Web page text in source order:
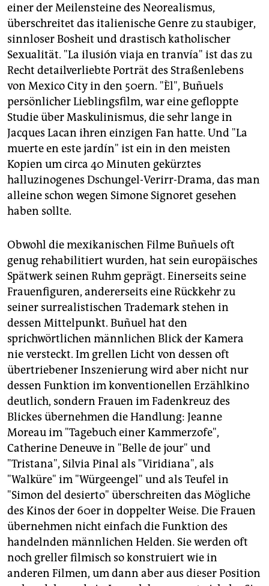
einer der Meilensteine des Neorealismus,
überschreitet das italienische Genre zu staubiger,
sinnloser Bosheit und drastisch katholischer
Sexualität. "La ilusión viaja en tranvía" ist das zu
Recht detailverliebte Porträt des Straßenlebens
von Mexico City in den 50ern. "Èl", Buñuels
persönlicher Lieblingsfilm, war eine gefloppte
Studie über Maskulinismus, die sehr lange in
Jacques Lacan ihren einzigen Fan hatte. Und "La
muerte en este jardín" ist ein in den meisten
Kopien um circa 40 Minuten gekürztes
halluzinogenes Dschungel-Verirr-Drama, das man
alleine schon wegen Simone Signoret gesehen
haben sollte.
Obwohl die mexikanischen Filme Buñuels oft
genug rehabilitiert wurden, hat sein europäisches
Spätwerk seinen Ruhm geprägt. Einerseits seine
Frauenfiguren, andererseits eine Rückkehr zu
seiner surrealistischen Trademark stehen in
dessen Mittelpunkt. Buñuel hat den
sprichwörtlichen männlichen Blick der Kamera
nie versteckt. Im grellen Licht von dessen oft
übertriebener Inszenierung wird aber nicht nur
dessen Funktion im konventionellen Erzählkino
deutlich, sondern Frauen im Fadenkreuz des
Blickes übernehmen die Handlung: Jeanne
Moreau im "Tagebuch einer Kammerzofe",
Catherine Deneuve in "Belle de jour" und
"Tristana", Silvia Pinal als "Viridiana", als
"Walküre" im "Würgeengel" und als Teufel in
"Simon del desierto" überschreiten das Mögliche
des Kinos der 60er in doppelter Weise. Die Frauen
übernehmen nicht einfach die Funktion des
handelnden männlichen Helden. Sie werden oft
noch greller filmisch so konstruiert wie in
anderen Filmen, um dann aber aus dieser Position